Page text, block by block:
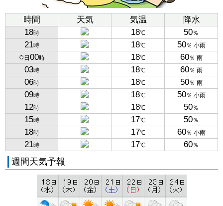
時間 天気 気温
降水
18時 18℃ 50％
21時 18℃ 50％ 小雨
○ 日 00時 18℃ 60％ 雨
03時 18℃ 60％ 雨
06時 18℃ 50％ 雨
09時 18℃ 50％ 小雨
12時 18℃ 50％
15時 17℃ 50％
18時 17℃ 60％ 小雨
21時 17℃ 60％
週間天気予報